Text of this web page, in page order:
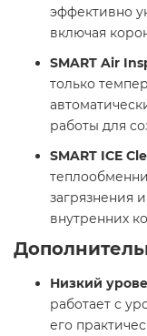
эффективно
включая
SMART Air
только
работы для
SMART ICE
загрязнения
внутренних
Низкий
работает с
его